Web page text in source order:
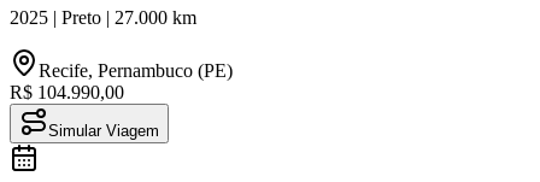
2025 | Preto | 27.000 km
Recife, Pernambuco (PE)
R$ 104.990,00
Simular Viagem